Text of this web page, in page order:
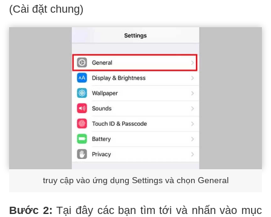
(Cài đặt chung)
truy cập vào ứng dụng Settings và chọn General
Bước 2: Tại đây các bạn tìm tới và nhấn vào mục